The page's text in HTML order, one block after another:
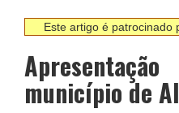
Este artigo é patrocinado
município de